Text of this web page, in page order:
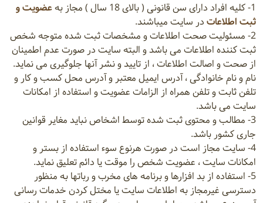
1- کلیه افراد دارای سن قانونی ( بالای 18 سال ) مجاز به
عضویت و
ثبت اطلاعات در سایت میباشند.
2- مسئولیت صحت اطلاعات و مشخصات ثبت شده متوجه شخص
ثبت کننده اطلاعات می باشد و البته سایت در صورت عدم اطمینان
از صحت و اصالت اطلاعات ، از تایید و نشر آنها جلوگیری می نماید.
نام و نام خانوادگی ، آدرس ایمیل معتبر و آدرس محل کسب و کار و
تلفن ثابت و تلفن همراه از الزامات عضویت و استفاده از امکانات
سایت می باشد.
3- مطالب و محتوی ثبت شده توسط اشخاص نباید مغایر قوانین
جاری کشور باشد.
4- سایت مجاز است در صورت هرنوع سوء استفاده از بستر و
امکانات سایت ، عضویت شخص را موقت یا دائم تعلیق نماید.
5- استفاده از بد افزارها و برنامه های مخرب و رباتها به منظور
دسترسی غیرمجاز به اطلاعات سایت یا مختل کردن خدمات رسانی